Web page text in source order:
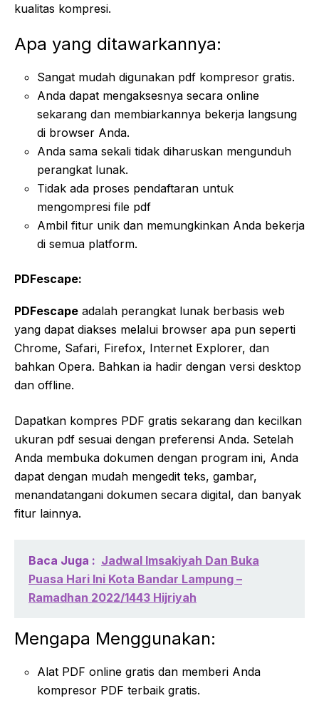
kualitas kompresi.
Apa yang ditawarkannya:
Sangat mudah digunakan pdf kompresor gratis.
Anda dapat mengaksesnya secara online
sekarang dan membiarkannya bekerja langsung
di browser Anda.
Anda sama sekali tidak diharuskan mengunduh
perangkat lunak.
Tidak ada proses pendaftaran untuk
mengompresi file pdf
Ambil fitur unik dan memungkinkan Anda bekerja
di semua platform.
PDFescape:
PDFescape adalah perangkat lunak berbasis web
yang dapat diakses melalui browser apa pun seperti
Chrome, Safari, Firefox, Internet Explorer, dan
bahkan Opera. Bahkan ia hadir dengan versi desktop
dan offline.
Dapatkan kompres PDF gratis sekarang dan kecilkan
ukuran pdf sesuai dengan preferensi Anda. Setelah
Anda membuka dokumen dengan program ini, Anda
dapat dengan mudah mengedit teks, gambar,
menandatangani dokumen secara digital, dan banyak
fitur lainnya.
Baca Juga : Jadwal Imsakiyah Dan Buka
Puasa Hari Ini Kota Bandar Lampung –
Ramadhan 2022/1443 Hijriyah
Mengapa Menggunakan:
Alat PDF online gratis dan memberi Anda
kompresor PDF terbaik gratis.